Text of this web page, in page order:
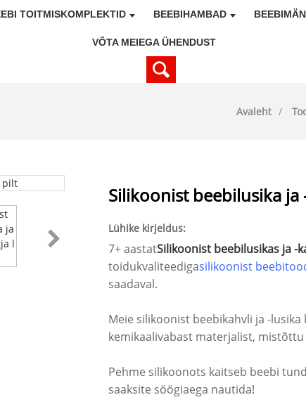
TOITMISKOMPLEKTID BEEBIHAMBAD
VÕTA MEIEGA ÜHENDUST
Avaleht
Silikoonist beebilusika
Lühike kirjeldus:
7+ aastatSilikoonist beebilusikas ja -
toidukvaliteedigasilikoonist
saadaval.
Meie silikoonist beebikahvli ja -
kemikaalivabast materjalist,
Pehme silikoonots kaitseb beebi
saaksite söögiaega nautida!